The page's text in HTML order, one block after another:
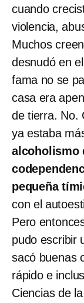
cuando
violencia,
Muchos
desnudó en
fama no se
casa era
de tierra. No.
ya estaba
alcoholismo
pequeña
con el
Pero
pudo escribir
sacó buenas
rápido e
Ciencias de